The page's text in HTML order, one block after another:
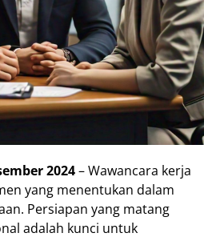
2024– Wawancara kerja
yang menentukan dalam
Persiapan yang matang
adalah kunci untuk